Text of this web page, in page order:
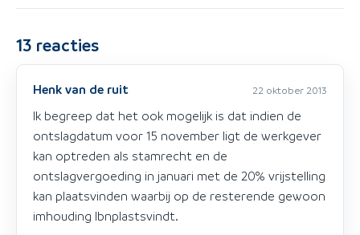
13 reacties
Henk van de ruit 22 oktober 2013
Ik begreep dat het ook mogelijk is dat indien de
ontslagdatum voor 15 november ligt de werkgever
kan optreden als stamrecht en de
ontslagvergoeding in januari met de 20% vrijstelling
kan plaatsvinden waarbij op de resterende gewoon
imhouding lbnplastsvindt.